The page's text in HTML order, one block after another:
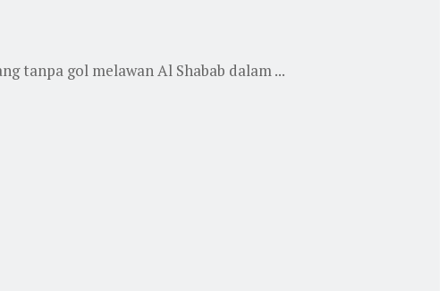
tanpa gol melawan Al Shabab dalam ...